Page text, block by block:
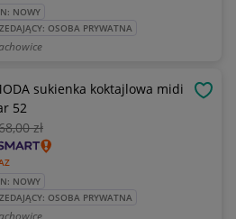
NOWY
OSOBA PRYWATNA
sukienka koktajlowa midi
52
,00 zł
NOWY
OSOBA PRYWATNA